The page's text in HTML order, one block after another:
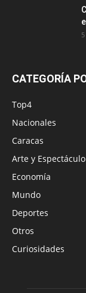
CATEGORÍA
Top4
Nacionales
Caracas
Arte y Espectáculo
Economía
Mundo
Deportes
Otros
Curiosidades